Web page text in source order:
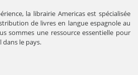
la librairie Americas est spécialisée
de livres en langue espagnole au
sommes une ressource essentielle pour
dans le pays.